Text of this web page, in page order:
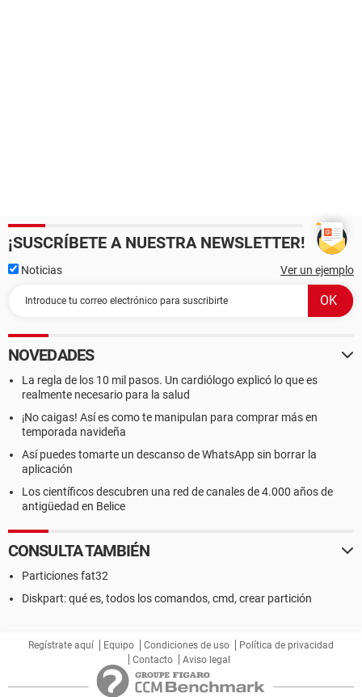
¡SUSCRÍBETE A NUESTRA NEWSLETTER!
Noticias Ver un ejemplo
NOVEDADES
La regla de los 10 mil pasos. Un cardiólogo explicó lo que es
realmente necesario para la salud
¡No caigas! Así es como te manipulan para comprar más en
temporada navideña
Así puedes tomarte un descanso de WhatsApp sin borrar la
aplicación
Los científicos descubren una red de canales de 4.000 años de
antigüedad en Belice
CONSULTA TAMBIÉN
Particiones fat32
Diskpart: qué es, todos los comandos, cmd, crear partición
Regístrate aquí Equipo Condiciones de uso
Política de privacidad
Contacto
Aviso legal